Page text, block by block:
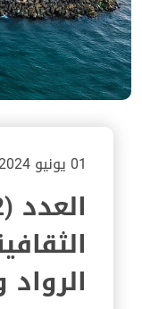
01 يونيو 2024